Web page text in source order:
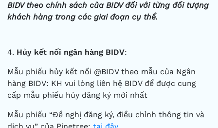
BIDV theo chính sách của BIDV đối với từng đối tượng
khách hàng trong các giai đoạn cụ thể.
4. Hủy kết nối ngân hàng BIDV:
Mẫu phiếu hủy kết nối @BIDV theo mẫu của Ngân
hàng BIDV: KH vui lòng liên hệ BIDV để được cung
cấp mẫu phiếu hủy đăng ký mới nhất
Mẫu phiếu “Đề nghị đăng ký, điều chỉnh thông tin và